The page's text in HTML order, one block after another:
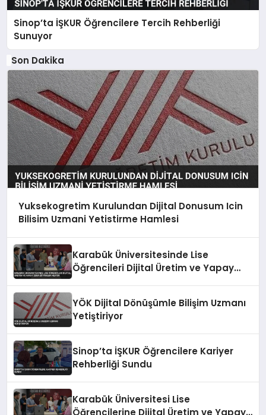
Sinop’ta İŞKUR Öğrencilere Tercih Rehberliği
Sunuyor
Son Dakika
Yuksekogretim Kurulundan Dijital Donusum Icin
Bilisim Uzmani Yetistirme Hamlesi
Karabük Üniversitesinde Lise
Öğrencileri Dijital Üretim ve Yapay
YÖK Dijital Dönüşümle Bilişim Uzmanı
Yetiştiriyor
Sinop’ta İŞKUR Öğrencilere Kariyer
Rehberliği Sundu
Karabük Üniversitesi Lise
Öğrencilerine Dijital Üretim ve Yapay